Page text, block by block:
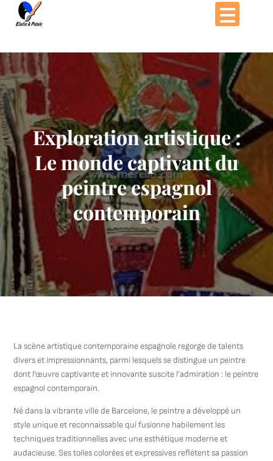
Passer
Exploration artistique :
Le monde captivant du
peintre espagnol
contemporain
La scène artistique contemporaine espagnole regorge de talents
divers et impressionnants, parmi lesquels se distingue un peintre
dont l’œuvre captivante et innovante suscite l’admiration : le peintre
espagnol contemporain.
Né dans la vibrante ville de Barcelone, le peintre a développé un
style unique et reconnaissable qui fusionne habilement les
techniques traditionnelles avec une esthétique moderne et
audacieuse. Ses toiles colorées et expressives reflètent sa passion